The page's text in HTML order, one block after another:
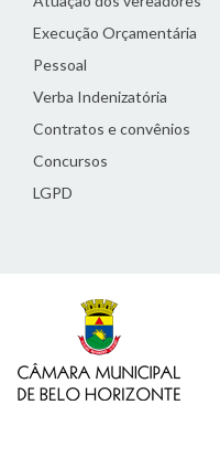
Execução Orçamentária
Pessoal
Verba Indenizatória
Contratos e convênios
Concursos
LGPD